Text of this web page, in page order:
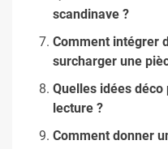
scandinave ?
Comment intégrer
surcharger une
Quelles idées
lecture ?
Comment donner